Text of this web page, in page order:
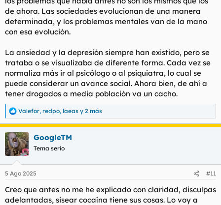
de ahora. Las sociedades evolucionan de una manera
determinada, y los problemas mentales van de la mano
con esa evolución.
La ansiedad y la depresión siempre han existido, pero se
trataba o se visualizaba de diferente forma. Cada vez se
normaliza más ir al psicólogo o al psiquiatra, lo cual se
puede considerar un avance social. Ahora bien, de ahí a
tener drogados a media población va un cacho.
R
e
a
c
c
i
e
:
Valefor, redpo, laeas y 2 más
GoogleTM
Tema serio
5 Ago 2025 #11
Creo que antes no me he explicado con claridad, disculpas
adelantadas, sisear cocaína tiene sus cosas. Lo voy a